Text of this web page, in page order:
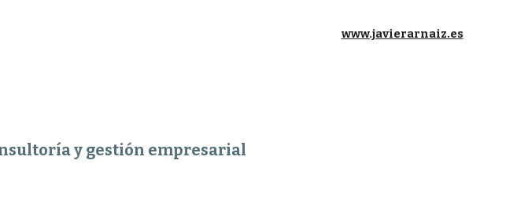
www.javierarnaiz.es
y gestión empresarial